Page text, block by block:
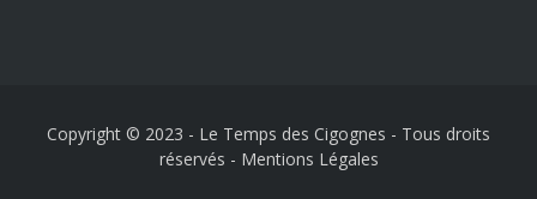
Copyright © 2023 - Le Temps des Cigognes - Tous droits
réservés - Mentions Légales